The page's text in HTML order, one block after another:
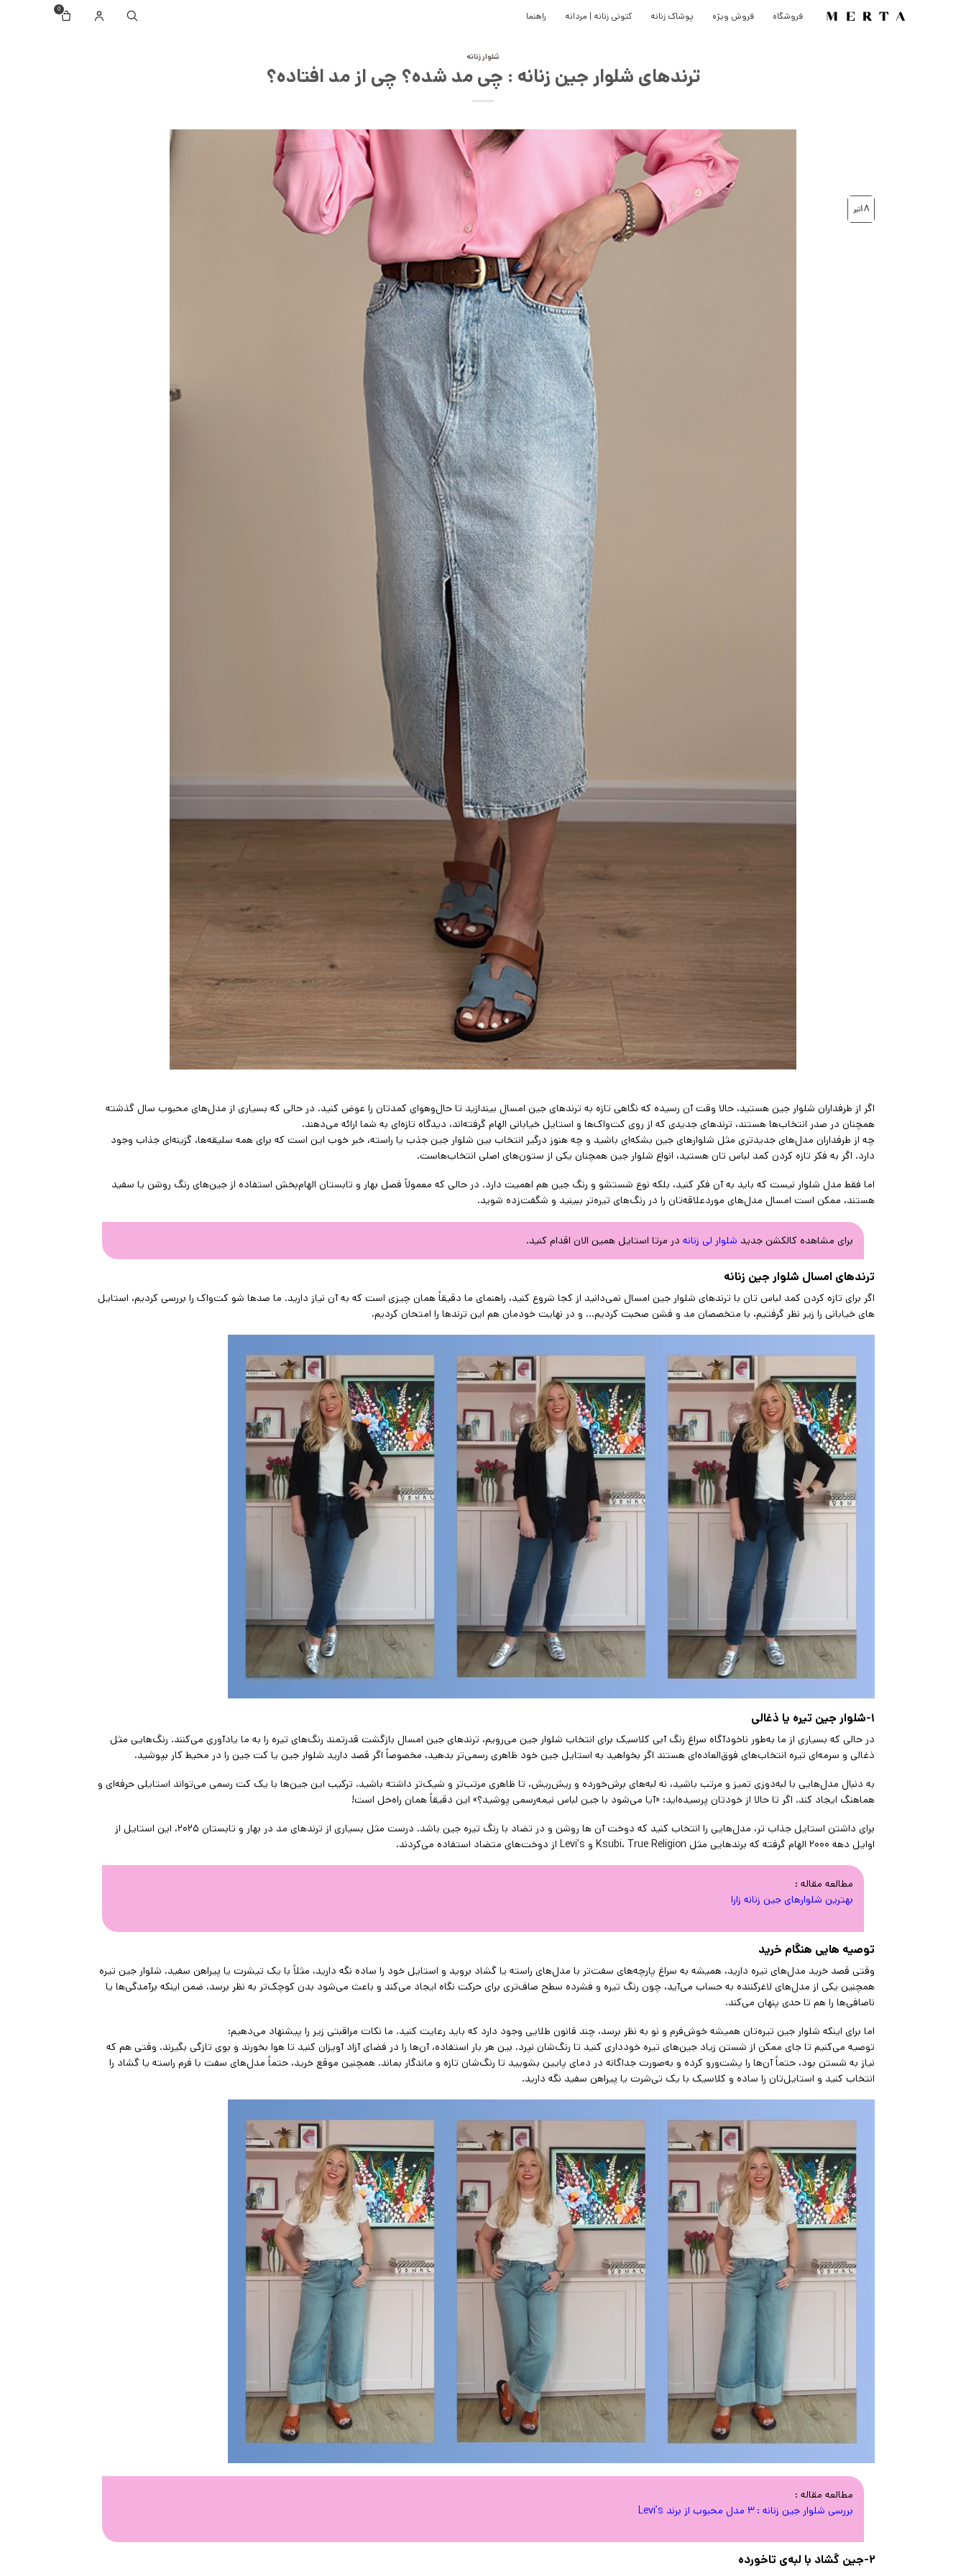
فروشگاه فروش ویژه پوشاک زنانه کتونی زنانه | مردانه راهنما
شلوار زنانه
ترندهای شلوار جین زنانه : چی مد شده؟ چی از مد افتاده؟
18تیر
اگر از طرفداران شلوار جین هستید، حالا وقت آن رسیده که نگاهی تازه به ترندهای جین امسال بیندازید تا حال‌وهوای کمدتان را عوض کنید. در حالی که بسیاری از مدل‌های محبوب سال گذشته
همچنان در صدر انتخاب‌ها هستند، ترندهای جدیدی که از روی کت‌واک‌ها و استایل خیابانی الهام گرفته‌اند، دیدگاه تازه‌ای به شما ارائه می‌دهند.
چه از طرفداران مدل‌های جدیدتری مثل شلوارهای جین بشکه‌ای باشید و چه هنوز درگیر انتخاب بین شلوار جین جذب یا راسته، خبر خوب این است که برای همه سلیقه‌ها، گزینه‌ای جذاب وجود
دارد. اگر به فکر تازه کردن کمد لباس تان هستید، انواع شلوار جین همچنان یکی از ستون‌های اصلی انتخاب‌هاست.
اما فقط مدل شلوار نیست که باید به آن فکر کنید، بلکه نوع شستشو و رنگ جین هم اهمیت دارد. در حالی که معمولاً فصل بهار و تابستان الهام‌بخش استفاده از جین‌های رنگ روشن یا سفید
هستند، ممکن است امسال مدل‌های موردعلاقه‌تان را در رنگ‌های تیره‌تر ببینید و شگفت‌زده شوید.
برای مشاهده کالکشن جدید شلوار لی زنانه در مرتا استایل همین الان اقدام کنید.
ترندهای امسال شلوار جین زنانه
اگر برای تازه کردن کمد لباس تان با ترندهای شلوار جین امسال نمی‌دانید از کجا شروع کنید، راهنمای ما دقیقاً همان چیزی است که به آن نیاز دارید. ما صدها شو کت‌واک را بررسی کردیم، استایل
های خیابانی را زیر نظر گرفتیم، با متخصصان مد و فشن صحبت کردیم… و در نهایت خودمان هم این ترندها را امتحان کردیم.
۱-شلوار جین تیره یا ذغالی
در حالی که بسیاری از ما به‌طور ناخودآگاه سراغ رنگ آبی کلاسیک برای انتخاب شلوار جین می‌رویم، ترندهای جین امسال بازگشت قدرتمند رنگ‌های تیره را به ما یادآوری می‌کنند. رنگ‌هایی مثل
ذغالی و سرمه‌ای تیره انتخاب‌های فوق‌العاده‌ای هستند اگر بخواهید به استایل جین خود ظاهری رسمی‌تر بدهید، مخصوصاً اگر قصد دارید شلوار جین یا کت جین را در محیط کار بپوشید.
به دنبال مدل‌هایی با لبه‌دوزی تمیز و مرتب باشید، نه لبه‌های برش‌خورده و ریش‌ریش، تا ظاهری مرتب‌تر و شیک‌تر داشته باشید. ترکیب این جین‌ها با یک کت رسمی می‌تواند استایلی حرفه‌ای و
هماهنگ ایجاد کند. اگر تا حالا از خودتان پرسیده‌اید: «آیا می‌شود با جین لباس نیمه‌رسمی پوشید؟» این دقیقاً همان راه‌حل است!
برای داشتن استایل جذاب تر، مدل‌هایی را انتخاب کنید که دوخت آن ها روشن و در تضاد با رنگ تیره جین باشد. درست مثل بسیاری از ترندهای مد در بهار و تابستان ۲۰۲۵، این استایل از
اوایل دهه ۲۰۰۰ الهام گرفته که برندهایی مثل Ksubi، True Religion و Levi’s از دوخت‌های متضاد استفاده می‌کردند.
مطالعه مقاله :
بهترین شلوارهای جین زنانه زارا
توصیه هایی هنگام خرید
وقتی قصد خرید مدل‌های تیره دارید، همیشه به سراغ پارچه‌های سفت‌تر با مدل‌های راسته یا گشاد بروید و استایل خود را ساده نگه دارید، مثلاً با یک تیشرت یا پیراهن سفید. شلوار جین تیره
همچنین یکی از مدل‌های لاغرکننده به حساب می‌آید، چون رنگ تیره و فشرده سطح صاف‌تری برای حرکت نگاه ایجاد می‌کند و باعث می‌شود بدن کوچک‌تر به نظر برسد، ضمن اینکه برآمدگی‌ها یا
ناصافی‌ها را هم تا حدی پنهان می‌کند.
اما برای اینکه شلوار جین تیره‌تان همیشه خوش‌فرم و نو به نظر برسد، چند قانون طلایی وجود دارد که باید رعایت کنید. ما نکات مراقبتی زیر را پیشنهاد می‌دهیم:
توصیه می‌کنیم تا جای ممکن از شستن زیاد جین‌های تیره خودداری کنید تا رنگ‌شان نپرد. بین هر بار استفاده، آن‌ها را در فضای آزاد آویزان کنید تا هوا بخورند و بوی تازگی بگیرند. وقتی هم که
نیاز به شستن بود، حتماً آن‌ها را پشت‌ورو کرده و به‌صورت جداگانه در دمای پایین بشویید تا رنگ‌شان تازه و ماندگار بماند. همچنین موقع خرید، حتماً مدل‌های سفت با فرم راسته یا گشاد را
انتخاب کنید و استایل‌تان را ساده و کلاسیک با یک تی‌شرت یا پیراهن سفید نگه دارید.
مطالعه مقاله :
بررسی شلوار جین زنانه : 3 مدل محبوب از برند Levi’s
۲-جین گشاد با لبه‌ی تاخورده